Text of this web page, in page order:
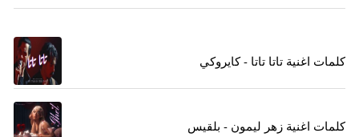
كلمات اغنية تاتا تاتا - كايروكي
كلمات اغنية زهر ليمون - بلقيس